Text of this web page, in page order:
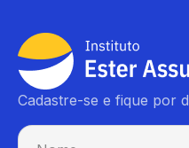
Cadastre-se e fique por